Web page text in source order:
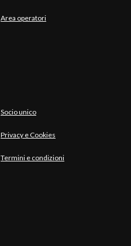
Area operatori
Socio unico
Privacy e Cookies
Termini e condizioni